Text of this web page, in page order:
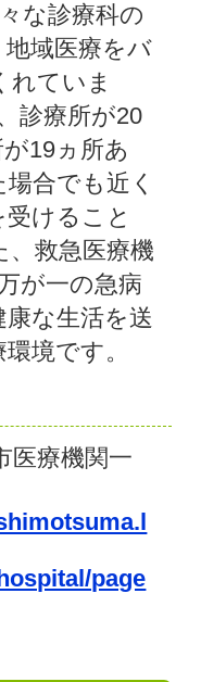
な診療科の
域医療をバ
れていま
診療所が20
19ヵ所あ
合でも近く
けること
救急医療機
が一の急病
な生活を送
境です。
医療機関一
page